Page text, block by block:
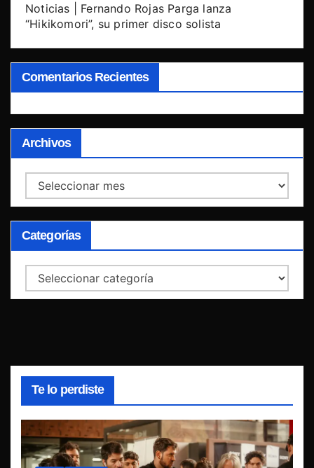
Noticias | Fernando Rojas Parga lanza
“Hikikomori”, su primer disco solista
Comentarios Recientes
Archivos
Archivos
Categorías
Categorías
Te lo perdiste